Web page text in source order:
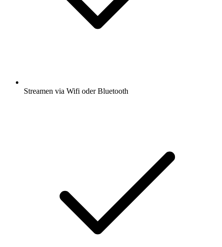
Streamen via Wifi oder Bluetooth